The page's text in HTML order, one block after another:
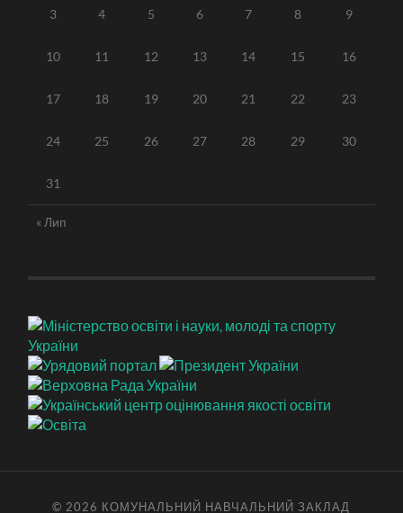
3 4 5 6 7 8 9
10 11 12 13 14 15 16
17 18 19 20 21 22 23
24 25 26 27 28 29 30
31
« Лип
© 2026 КОМУНАЛЬНИЙ НАВЧАЛЬНИЙ ЗАКЛАД